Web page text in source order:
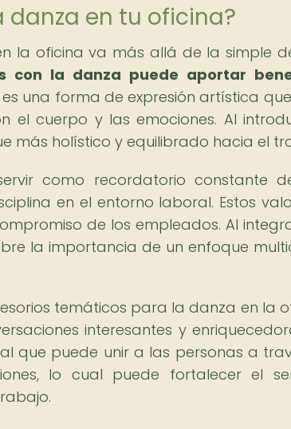
danza en tu oficina?
la oficina va más allá de la simple
con la danza puede aportar
una forma de expresión artística
el cuerpo y las emociones. Al
más holístico y equilibrado hacia el
como recordatorio constante
en el entorno laboral. Estos
de los empleados. Al
la importancia de un enfoque
temáticos para la danza en la
interesantes y
que puede unir a las personas a
lo cual puede fortalecer el